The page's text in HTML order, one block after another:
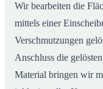
Wir bearbeiten die
mittels einer
Verschmutzungen
Anschluss die
Material bringen wir